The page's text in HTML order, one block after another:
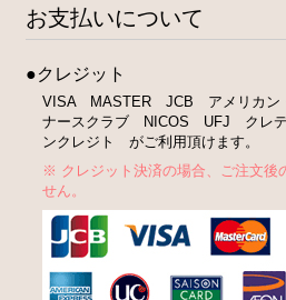
お支払いについて
●クレジット
VISA MASTER JCB アメリカン
ナースクラブ NICOS UFJ クレ
ンクレジト がご利用頂けます。
※ クレジット決済の場合、ご注文後
せん。